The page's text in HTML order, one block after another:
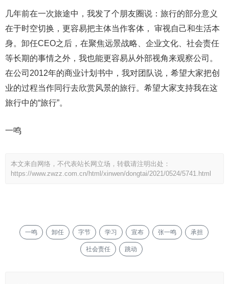
几年前在一次旅途中，我发了个朋友圈说：旅行的部分意义
在于时空切换，更容易把主体当作客体， 审视自己和生活本
身。卸任CEO之后，在聚焦远景战略、企业文化、社会责任
等长期的事情之外，我也能更容易从外部视角来观察公司。
在公司2012年的商业计划书中，我对团队说，希望大家把创
业的过程当作同行去欣赏风景的旅行。希望大家支持我在这
旅行中的“旅行”。
一鸣
本文来自网络，不代表站长网立场，转载请注明出处：
https://www.zwzz.com.cn/html/xinwen/dongtai/2021/0524/5741.html
一鸣 卸任 字节 学习 宣布 张一鸣 承担
社会责任 跳动